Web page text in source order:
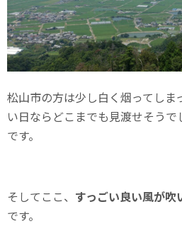
松山市の方は少し白く烟ってしま
い日ならどこまでも見渡せそう
です。
そしてここ、 すっごい良い風が
です。